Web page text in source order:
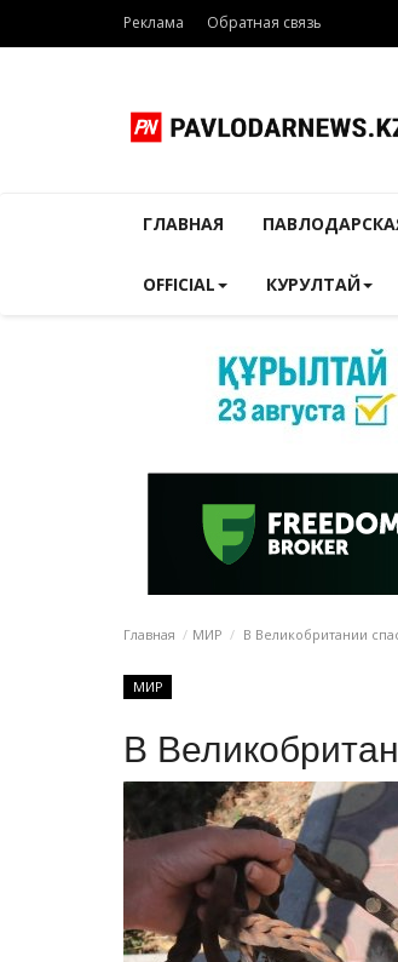
Реклама Обратная связь
ГЛАВНАЯ
OFFICIAL КУРУЛТАЙ
Главная МИР В Великобритании
МИР
В